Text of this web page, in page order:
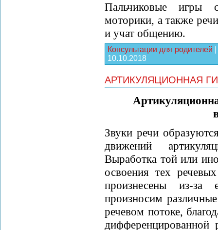
Пальчиковые игры
моторики, а также
и учат общению.
Консультации для родителей
10.10.2018
АРТИКУЛЯЦИОННАЯ
Звуки речи
движений
Выработка той или
освоения тех
произнесены из-за
произносим
речевом потоке,
дифференцированной